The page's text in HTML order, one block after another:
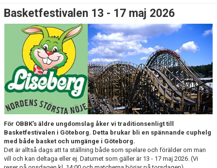
Basketfestivalen 13 - 17 maj 2026
För OBBK’s äldre ungdomslag åker vi traditionsenligt till
Basketfestivalen i Göteborg. Detta brukar bli en spännande cuphelg
med både basket och umgänge i Göteborg.
Det är alltså dags att ta ställning både som spelare och förälder om man
vill och kan deltaga eller ej. Datumet som gäller är 13 - 17 maj 2026. (Vi